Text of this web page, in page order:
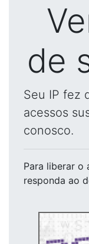
de
Seu IP fez
acessos
conosco.
Para liberar o
responda ao